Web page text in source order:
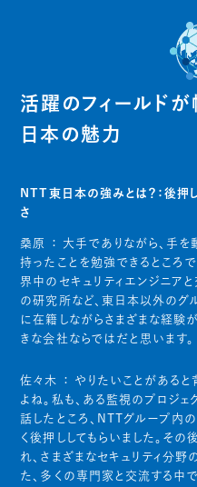
活躍のフィールド
日本の魅力
NTT東日本の強みとは？：後押
さ
桑原 ：
大手でありながら、手を
持ったことを勉強できるところで
界中のセキュリティエンジニア
の研究所など、東日本以外のグ
に在籍しながらさまざまな経験
きな会社ならではだと思います。
佐々木 ：
やりたいことがあると
よね。私も、ある監視のプロジ
話したところ、NTTグループ内
く後押ししてもらいました。そ
れ、さまざまなセキュリティ分
た、多くの専門家と交流する中